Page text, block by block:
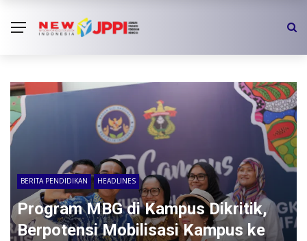
BERITA PENDIDIKAN HEADLINES
Program MBG di Kampus Dikritik,
Berpotensi Mobilisasi Kampus ke